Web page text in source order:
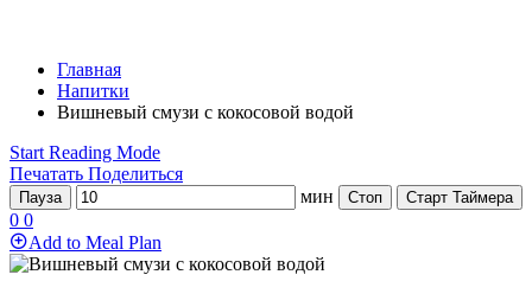
Главная
Напитки
Вишневый смузи с кокосовой водой
Start Reading Mode
Печатать Поделиться
Пауза мин Стоп Старт Таймера
0 0
Add to Meal Plan